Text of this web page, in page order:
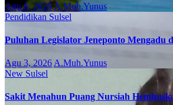
Agu 6, 2026A.Muh.Yunus
Pendidikan Sulsel
Puluhan Legislator Jeneponto Mengadu
Agu 3, 2026 A.Muh.Yunus
New Sulsel
Sakit Menahun Puang Nursiah